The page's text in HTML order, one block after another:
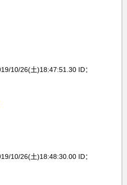
10/26(土)18:47:51.30 ID：
10/26(土)18:48:30.00 ID：